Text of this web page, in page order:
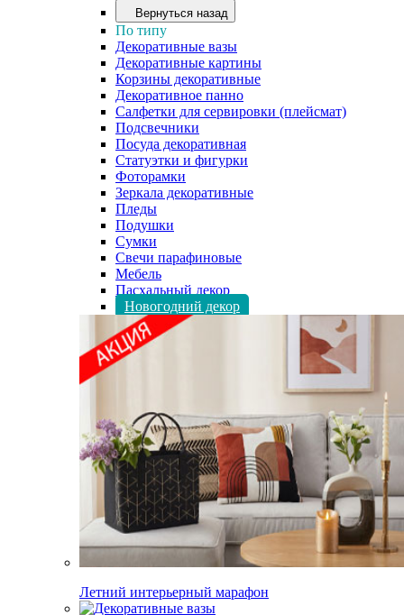
Вернуться назад
По типу
Декоративные вазы
Декоративные картины
Корзины декоративные
Декоративное панно
Салфетки для сервировки (плейсмат)
Подсвечники
Посуда декоративная
Статуэтки и фигурки
Фоторамки
Зеркала декоративные
Пледы
Подушки
Сумки
Свечи парафиновые
Мебель
Пасхальный декор
Новогодний декор
Летний интерьерный марафон